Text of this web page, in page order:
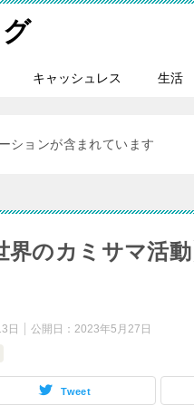
キャッシュレス 生活
ションが含まれています
界のカミサマ活
日 公開日： 2023年5月27日
Tweet